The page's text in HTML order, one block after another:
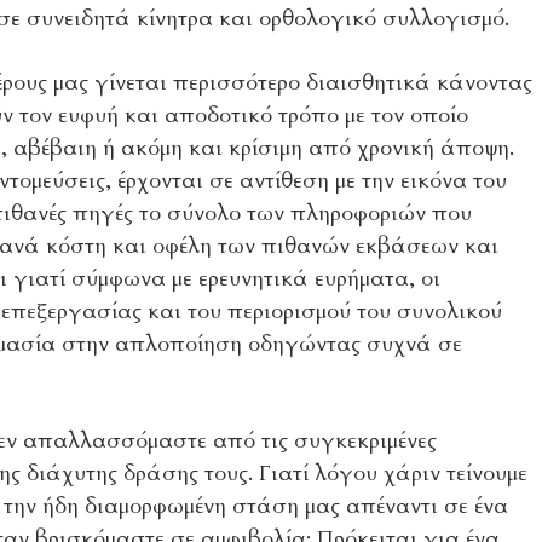
συνειδητά κίνητρα και ορθολογικό συλλογισμό.
μας γίνεται περισσότερο διαισθητικά κάνοντας
τον ευφυή και αποδοτικό τρόπο με τον οποίο
ή ακόμη και κρίσιμη από χρονική άποψη.
έρχονται σε αντίθεση με την εικόνα του
πηγές το σύνολο των πληροφοριών που
κόστη και οφέλη των πιθανών εκβάσεων και
σύμφωνα με ερευνητικά ευρήματα, οι
και του περιορισμού του συνολικού
στην απλοποίηση οδηγώντας συχνά σε
απαλλασσόμαστε από τις συγκεκριμένες
δράσης τους. Γιατί λόγου χάριν τείνουμε
ήδη διαμορφωμένη στάση μας απέναντι σε ένα